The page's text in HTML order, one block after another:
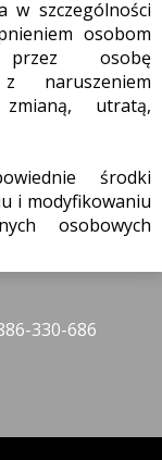
w szczególności
osobom
przez osobę
naruszeniem
utratą,
środki
i modyfikowaniu
osobowych
330-686